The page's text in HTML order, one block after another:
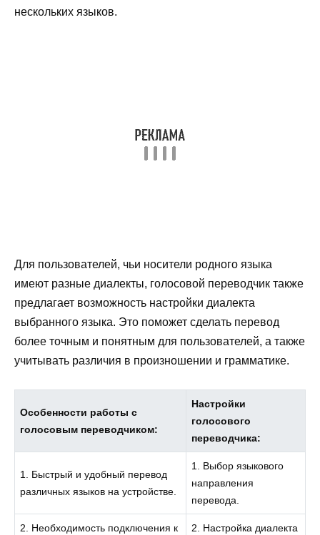
нескольких языков.
Для пользователей, чьи носители родного языка
имеют разные диалекты, голосовой переводчик также
предлагает возможность настройки диалекта
выбранного языка. Это поможет сделать перевод
более точным и понятным для пользователей, а также
учитывать различия в произношении и грамматике.
Особенности работы с
голосовым переводчиком:
Настройки
голосового
переводчика:
1. Быстрый и удобный перевод
различных языков на устройстве.
1. Выбор языкового
направления
перевода.
2. Необходимость подключения к
2. Настройка диалекта